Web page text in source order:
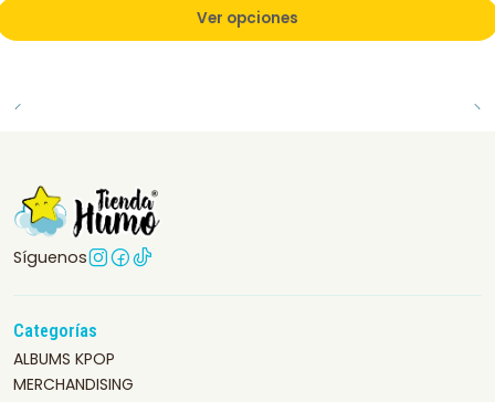
Ver opciones
Síguenos
Categorías
ALBUMS KPOP
MERCHANDISING